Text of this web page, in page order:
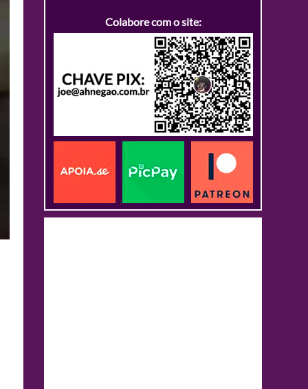
Colabore com o site: